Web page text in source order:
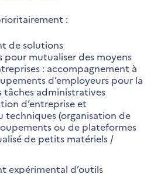
:
de solutions
pour mutualiser des moyens
: accompagnement à
d’employeurs pour la
tâches administratives
d’entreprise et
(organisation de
ou de plateformes
de petits matériels /
expérimental d’outils